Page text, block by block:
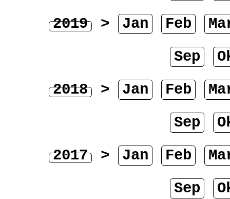
2019
> Jan Feb
Sep
2018
> Jan Feb
Sep
2017
> Jan Feb
Sep